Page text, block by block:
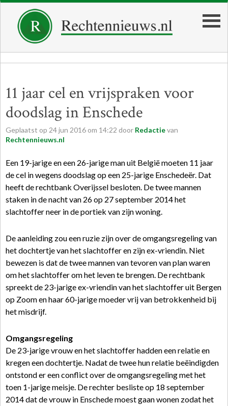
11 jaar cel en vrijspraken voor
doodslag in Enschede
Geplaatst op 24jun 2016 om 14:22 door Redactievan
Rechtennieuws.nl
Een 19-jarige en een 26-jarige man uit België moeten 11 jaar
de cel in wegens doodslag op een 25-jarige Enschedeër. Dat
heeft de rechtbank Overijssel besloten. De twee mannen
staken in de nacht van 26 op 27 september 2014 het
slachtoffer neer in de portiek van zijn woning.
De aanleiding zou een ruzie zijn over de omgangsregeling van
het dochtertje van het slachtoffer en zijn ex-vriendin. Niet
bewezen is dat de twee mannen van tevoren van plan waren
om het slachtoffer om het leven te brengen. De rechtbank
spreekt de 23-jarige ex-vriendin van het slachtoffer uit Bergen
op Zoom en haar 60-jarige moeder vrij van betrokkenheid bij
het misdrijf.
Omgangsregeling
De 23-jarige vrouw en het slachtoffer hadden een relatie en
kregen een dochtertje. Nadat de twee hun relatie beëindigden
ontstond er een conflict over de omgangsregeling met het
toen 1-jarige meisje. De rechter besliste op 18 september
2014 dat de vrouw in Enschede moest gaan wonen zodat het